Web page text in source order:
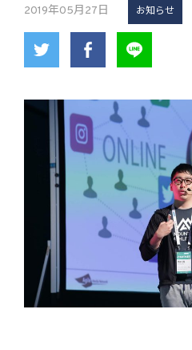
2019年05月27日 お知らせ